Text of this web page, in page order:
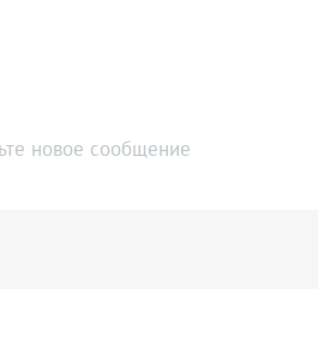
новое сообщение